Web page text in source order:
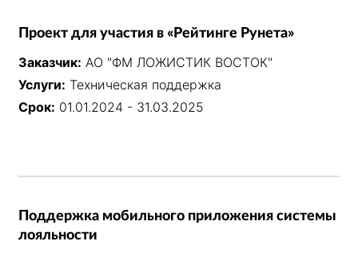
Проект для участия в «Рейтинге Рунета»
Заказчик: АО "ФМ ЛОЖИСТИК ВОСТОК"
Услуги: Техническая поддержка
Срок: 01.01.2024 - 31.03.2025
Поддержка мобильного приложения системы
лояльности